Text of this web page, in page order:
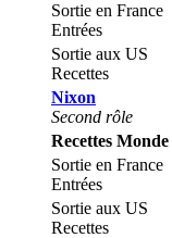
Sortie en France
Entrées
Sortie aux US
Recettes
Nixon
Second rôle
Recettes Monde
Sortie en France
Entrées
Sortie aux US
Recettes